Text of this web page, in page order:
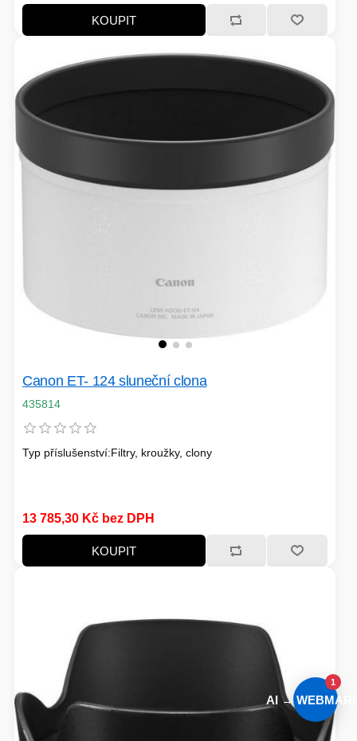
KOUPIT
Canon ET- 124 sluneční clona
435814
Typ příslušenství:Filtry, kroužky, clony
13 785,30 Kč bez DPH
KOUPIT
AI →
1